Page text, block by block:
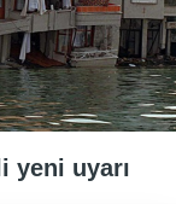
yeni uyarı